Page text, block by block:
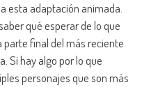
esta adaptación animada.
qué esperar de lo que
parte final del más reciente
Si hay algo por lo que
personajes que son más